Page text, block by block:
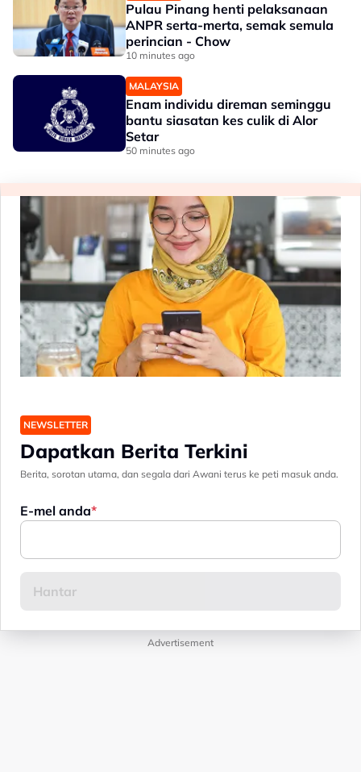
Pulau Pinang henti pelaksanaan
ANPR serta-merta, semak semula
perincian - Chow
10 minutes ago
MALAYSIA
Enam individu direman seminggu
bantu siasatan kes culik di Alor
Setar
50 minutes ago
NEWSLETTER
Dapatkan Berita Terkini
Berita, sorotan utama, dan segala dari Awani terus ke peti masuk anda.
E-mel anda
Advertisement